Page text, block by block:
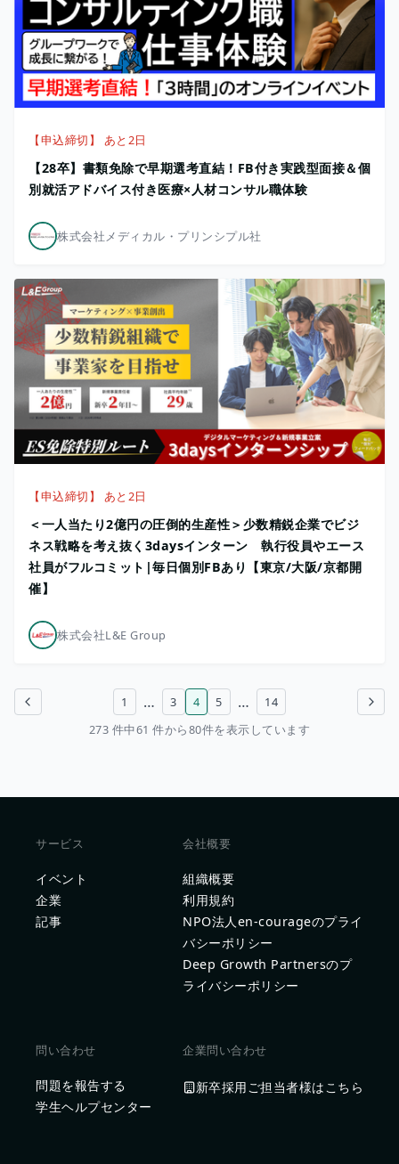
【申込締切】 あと2日
【28卒】書類免除で早期選考直結！FB付き実践型面接＆個
別就活アドバイス付き医療×人材コンサル職体験
株式会社メディカル・プリンシプル社
【申込締切】 あと2日
＜一人当たり2億円の圧倒的生産性＞少数精鋭企業でビジ
ネス戦略を考え抜く3daysインターン 執行役員やエース
社員がフルコミット|毎日個別FBあり【東京/大阪/京都開
催】
株式会社L&E Group
前のページ 次のページ
1 … 3 4 5 …
14
273 件中61 件から80件を表示しています
サービス
イベント
企業
記事
会社概要
組織概要
利用規約
NPO法人en-courageのプライ
バシーポリシー
Deep Growth Partnersのプ
ライバシーポリシー
問い合わせ
問題を報告する
学生ヘルプセンター
企業問い合わせ
新卒採用ご担当者様はこちら